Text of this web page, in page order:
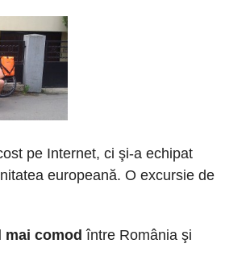
pe Internet, ci şi-a echipat
europeană. O excursie de
comod între România şi